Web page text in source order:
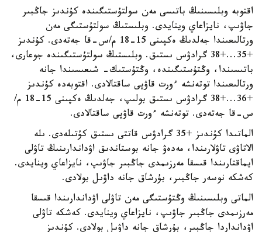
اقتوبە وبلىسىنىڭ باتىسى مەن سولتۇستىگىندە كۇندىز جاڭبىر
جاۋىپ، نايزاعاي وينايدى. وبلىستىڭ سولتۇستىگى مەن
ورتالىعىندا جەلدىڭ ەكپىنى 15-18 م/س-قا جەتەدى. كۇندىز
+35...+38 گرادۋس ىستىق. وبلىستىڭ سولتۇستىگىندە جوعارى،
باتىسىندا، وڭتۇستىگىندە، وڭتۇستىك- شىعىسىندا جانە
ورتالىعىندا توتەنشە ءورت قاۋپى ساقتالادى. اقتوبەدە كۇندىز
+36...+38 گرادۋس ىستىق بولىپ، جەلدىڭ ەكپىنى 15-18 م/
س-قا جەتەدى. توتەنشە ءورت قاۋپى ساقتالادى.
الماتىدا كۇندىز +35 گرادۋس قاتتى ىستىق كۇتىلەدى. ىلە
الاتاۋى تاۋلارىندا، مەدەۋ جانە بوستاندىق اۋداندارىنىڭ تاۋلى
ايماقتارىندا قىسقا مەرزىمدى جاڭبىر جاۋىپ، نايزاعاي وينايدى.
كەشكە نوسەر جاڭبىر، بۇرشاق جانە داۋىل بولادى.
الماتى وبلىسىنىڭ وڭتۇستىگى مەن تاۋلى اۋداندارىندا قىسقا
مەرزىمدى جاڭبىر جاۋىپ، نايزاعاي وينايدى. كەشكە تاۋلى
اۋدانداردا جاڭبىر، بۇرشاق جانە داۋىل بولادى. كۇندىز